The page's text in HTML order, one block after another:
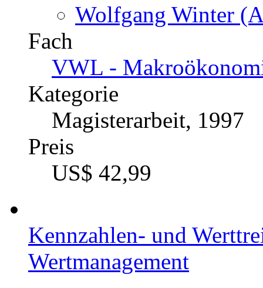
Wolfgang Winter
Fach
VWL -
Kategorie
Magisterarbeit, 1997
Preis
US$ 42,99
Kennzahlen- und
Wertmanagement